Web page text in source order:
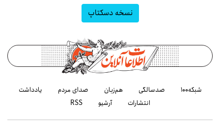
نسخه دسکتاپ
شبکه۱۰۰ صدسالگی هم‌زبان صدای مردم
یادداشت
انتشارات
آرشیو RSS